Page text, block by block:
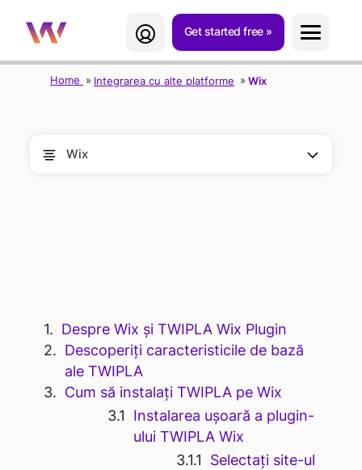
Get started free
Home Integrarea cu alte platforme Wix
Wix
Despre Wix și TWIPLA Wix Plugin
Descoperiți caracteristicile de bază
ale TWIPLA
Cum să instalați TWIPLA pe Wix
Instalarea ușoară a plugin-
ului TWIPLA Wix
Selectați site-ul